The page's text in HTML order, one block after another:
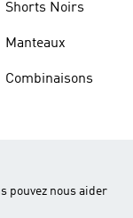
Shorts Noirs
Manteaux
Combinaisons
pouvez nous aider